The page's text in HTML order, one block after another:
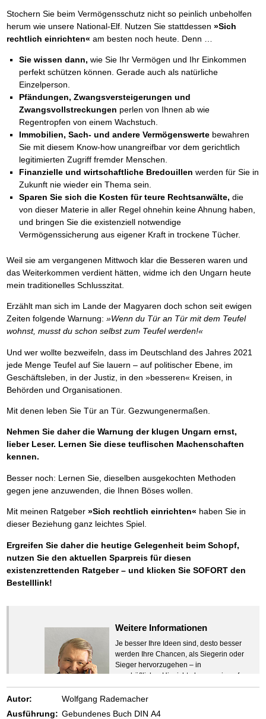
Stochern Sie beim Vermögensschutz nicht so peinlich unbeholfen
herum wie unsere National-Elf. Nutzen Sie stattdessen »Sich
rechtlich einrichten« am besten noch heute. Denn …
Sie wissen dann, wie Sie Ihr Vermögen und Ihr Einkommen
perfekt schützen können. Gerade auch als natürliche
Einzelperson.
Pfändungen, Zwangsversteigerungen und
Zwangsvollstreckungen perlen von Ihnen ab wie
Regentropfen von einem Wachstuch.
Immobilien, Sach- und andere Vermögenswerte bewahren
Sie mit diesem Know-how unangreifbar vor dem gerichtlich
legitimierten Zugriff fremder Menschen.
Finanzielle und wirtschaftliche Bredouillen werden für Sie in
Zukunft nie wieder ein Thema sein.
Sparen Sie sich die Kosten für teure Rechtsanwälte, die
von dieser Materie in aller Regel ohnehin keine Ahnung haben,
und bringen Sie die existenziell notwendige
Vermögenssicherung aus eigener Kraft in trockene Tücher.
Weil sie am vergangenen Mittwoch klar die Besseren waren und
das Weiterkommen verdient hätten, widme ich den Ungarn heute
mein traditionelles Schlusszitat.
Erzählt man sich im Lande der Magyaren doch schon seit ewigen
Zeiten folgende Warnung: »Wenn du Tür an Tür mit dem Teufel
wohnst, musst du schon selbst zum Teufel werden!«
Und wer wollte bezweifeln, dass im Deutschland des Jahres 2021
jede Menge Teufel auf Sie lauern – auf politischer Ebene, im
Geschäftsleben, in der Justiz, in den »besseren« Kreisen, in
Behörden und Organisationen.
Mit denen leben Sie Tür an Tür. Gezwungenermaßen.
Nehmen Sie daher die Warnung der klugen Ungarn ernst,
lieber Leser. Lernen Sie diese teuflischen Machenschaften
kennen.
Besser noch: Lernen Sie, dieselben ausgekochten Methoden
gegen jene anzuwenden, die Ihnen Böses wollen.
Mit meinen Ratgeber »Sich rechtlich einrichten« haben Sie in
dieser Beziehung ganz leichtes Spiel.
Ergreifen Sie daher die heutige Gelegenheit beim Schopf,
nutzen Sie den aktuellen Sparpreis für diesen
existenzrettenden Ratgeber – und klicken Sie SOFORT den
Bestelllink!
Weitere Informationen
Je besser Ihre Ideen sind, desto besser
werden Ihre Chancen, als Siegerin oder
Sieger hervorzugehen – in
geschäftlicher Hinsicht ebenso wie auf
beruflichem oder privatem Gebiet. Denn
eins ist todsicher:
Zeigen Sie mit der Maus hierhin, um
Autor:
Wolfgang Rademacher
Ausführung: Gebundenes Buch DIN A4